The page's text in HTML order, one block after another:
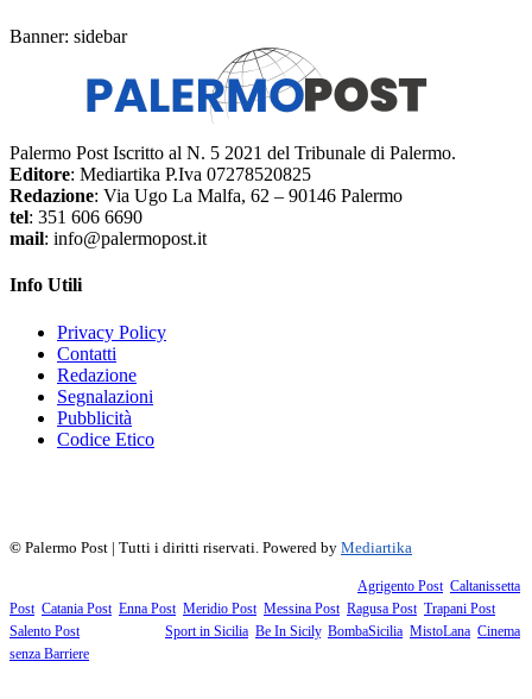
Banner: sidebar
Palermo Post Iscritto al N. 5 2021 del Tribunale di Palermo.
Editore: Mediartika P.Iva 07278520825
Redazione: Via Ugo La Malfa, 62 – 90146 Palermo
tel: 351 606 6690
mail: info@palermopost.it
Info Utili
Privacy Policy
Contatti
Redazione
Segnalazioni
Pubblicità
Codice Etico
© Palermo Post | Tutti i diritti riservati. Powered by Mediartika
Agrigento Post, Caltanissetta
Post, Catania Post, Enna Post, Meridio Post, Messina Post, Ragusa Post, Trapani Post,
Salento Post. I siti tematici: Sport in Sicilia Be In Sicily, BombaSicilia MistoLana Cinema
senza Barriere